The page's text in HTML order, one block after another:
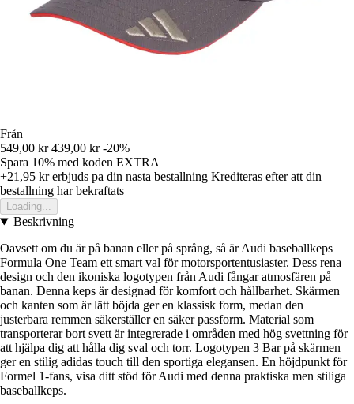
Från
549,00 kr 439,00 kr -20%
Spara 10% med koden EXTRA
+21,95 krerbjuds pa din nasta bestallning Krediteras efter att din
bestallning har bekraftats
Loading...
Beskrivning
Oavsett om du är på banan eller på språng, så är Audi baseballkeps
Formula One Team ett smart val för motorsportentusiaster. Dess rena
design och den ikoniska logotypen från Audi fångar atmosfären på
banan. Denna keps är designad för komfort och hållbarhet. Skärmen
och kanten som är lätt böjda ger en klassisk form, medan den
justerbara remmen säkerställer en säker passform. Material som
transporterar bort svett är integrerade i områden med hög svettning för
att hjälpa dig att hålla dig sval och torr. Logotypen 3 Bar på skärmen
ger en stilig adidas touch till den sportiga elegansen. En höjdpunkt för
Formel 1-fans, visa ditt stöd för Audi med denna praktiska men stiliga
baseballkeps.